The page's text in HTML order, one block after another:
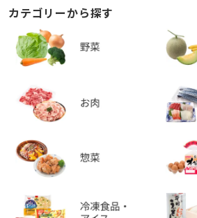
カテゴリーから探す